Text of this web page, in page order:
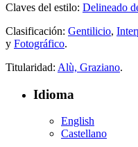
Claves del estilo: Delineado
Clasificación: Gentilicio,
y Fotográfico.
Titularidad: Alù, Graziano.
Idioma
English
Castellano